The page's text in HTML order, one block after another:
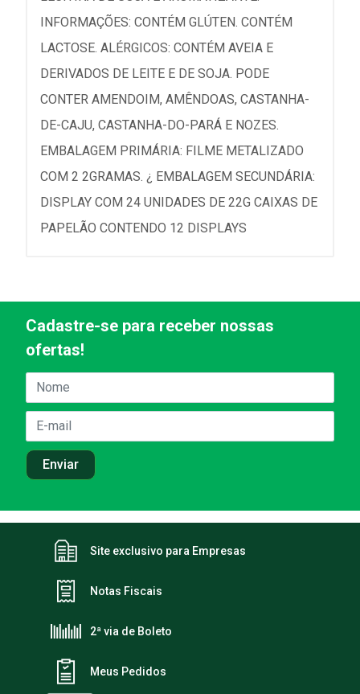
INFORMAÇÕES: CONTÉM GLÚTEN. CONTÉM
LACTOSE. ALÉRGICOS: CONTÉM AVEIA E
DERIVADOS DE LEITE E DE SOJA. PODE
CONTER AMENDOIM, AMÊNDOAS, CASTANHA-
DE-CAJU, CASTANHA-DO-PARÁ E NOZES.
EMBALAGEM PRIMÁRIA: FILME METALIZADO
COM 2 2GRAMAS. ¿ EMBALAGEM SECUNDÁRIA:
DISPLAY COM 24 UNIDADES DE 22G CAIXAS DE
PAPELÃO CONTENDO 12 DISPLAYS
Cadastre-se para receber nossas
ofertas!
Site exclusivo para Empresas
Notas Fiscais
2ª via de Boleto
Meus Pedidos